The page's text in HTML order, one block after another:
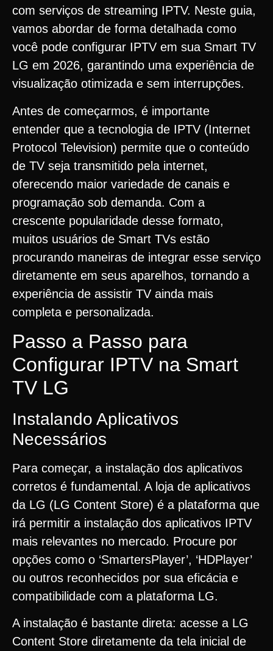
com serviços de streaming IPTV. Neste guia,
vamos abordar de forma detalhada como
você pode configurar IPTV em sua Smart TV
LG em 2026, garantindo uma experiência de
visualização otimizada e sem interrupções.
Antes de começarmos, é importante
entender que a tecnologia de IPTV (Internet
Protocol Television) permite que o conteúdo
de TV seja transmitido pela internet,
oferecendo maior variedade de canais e
programação sob demanda. Com a
crescente popularidade desse formato,
muitos usuários de Smart TVs estão
procurando maneiras de integrar esse serviço
diretamente em seus aparelhos, tornando a
experiência de assistir TV ainda mais
completa e personalizada.
Passo a Passo para
Configurar IPTV na Smart
TV LG
Instalando Aplicativos
Necessários
Para começar, a instalação dos aplicativos
corretos é fundamental. A loja de aplicativos
da LG (LG Content Store) é a plataforma que
irá permitir a instalação dos aplicativos IPTV
mais relevantes no mercado. Procure por
opções como o ‘SmartersPlayer’, ‘HDPlayer’
ou outros reconhecidos por sua eficácia e
compatibilidade com a plataforma LG.
A instalação é bastante direta: acesse a LG
Content Store diretamente da tela inicial de